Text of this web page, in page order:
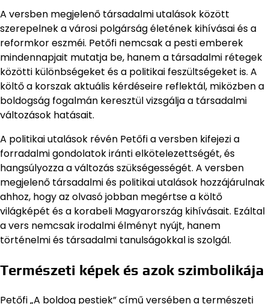
A versben megjelenő társadalmi utalások között
szerepelnek a városi polgárság életének kihívásai és a
reformkor eszméi. Petőfi nemcsak a pesti emberek
mindennapjait mutatja be, hanem a társadalmi rétegek
közötti különbségeket és a politikai feszültségeket is. A
költő a korszak aktuális kérdéseire reflektál, miközben a
boldogság fogalmán keresztül vizsgálja a társadalmi
változások hatásait.
A politikai utalások révén Petőfi a versben kifejezi a
forradalmi gondolatok iránti elkötelezettségét, és
hangsúlyozza a változás szükségességét. A versben
megjelenő társadalmi és politikai utalások hozzájárulnak
ahhoz, hogy az olvasó jobban megértse a költő
világképét és a korabeli Magyarország kihívásait. Ezáltal
a vers nemcsak irodalmi élményt nyújt, hanem
történelmi és társadalmi tanulságokkal is szolgál.
Természeti képek és azok szimbolikája
Petőfi „A boldog pestiek” című versében a természeti